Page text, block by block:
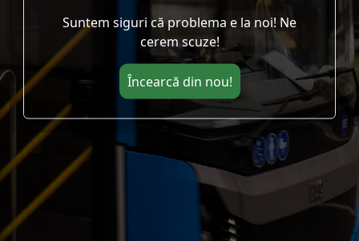
Suntem siguri că problema e la noi! Ne
cerem scuze!
Încearcă din nou!